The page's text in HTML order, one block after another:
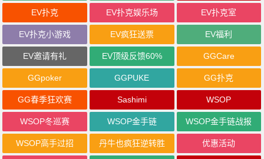
EV扑克 EV扑克娱乐场 EV扑克室
EV扑克小游戏 EV疯狂送票 EV福利
EV邀请有礼 EV顶级反馈60% GGCare
GGpoker GGPUKE GG扑克
GG春季狂欢赛 Sashimi WSOP
WSOP冬巡赛 WSOP金手链 WSOP金手链战报
WSOP高手过招 丹牛也疯狂逆转胜 优惠活动